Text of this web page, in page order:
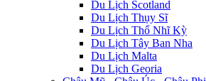
Du Lịch Scotland
Du Lịch Thụy Sĩ
Du Lịch Thổ Nhĩ Kỳ
Du Lịch Tây Ban Nha
Du Lịch Malta
Du Lịch Georia